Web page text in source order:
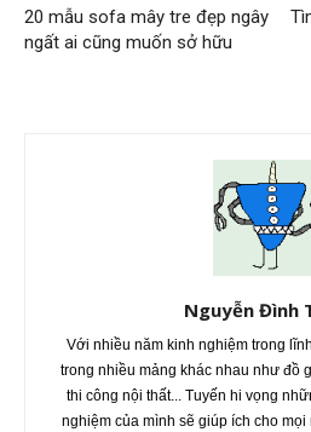
20 mẫu sofa mây tre đẹp ngây
ngất ai cũng muốn sở hữu
Nguyễn Đình
Với nhiều năm kinh nghiệm trong
trong nhiều mảng khác nhau như đồ
thi công nội thất... Tuyến hi vọng
nghiệm của mình sẽ giúp ích cho